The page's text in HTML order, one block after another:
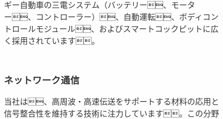
ギー自動車の三電システム（バッテリー、モータ
ー、コントローラー）、自動運転、ボディコン
トロールモジュール、およびスマートコックピットに広
く採用されています。
ネットワーク通信
当社は、高周波・高速伝送をサポートする材料の応用と
信号整合性を維持する技術に注力しています。この分野